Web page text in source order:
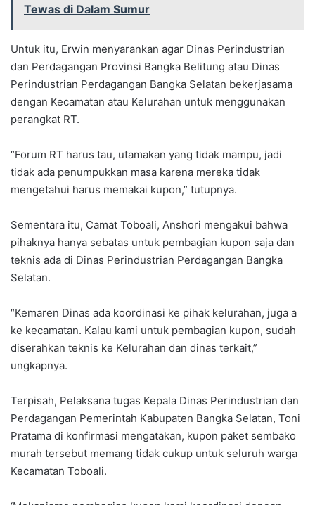
Tewas di Dalam Sumur
Untuk itu, Erwin menyarankan agar Dinas Perindustrian
dan Perdagangan Provinsi Bangka Belitung atau Dinas
Perindustrian Perdagangan Bangka Selatan bekerjasama
dengan Kecamatan atau Kelurahan untuk menggunakan
perangkat RT.
“Forum RT harus tau, utamakan yang tidak mampu, jadi
tidak ada penumpukkan masa karena mereka tidak
mengetahui harus memakai kupon,” tutupnya.
Sementara itu, Camat Toboali, Anshori mengakui bahwa
pihaknya hanya sebatas untuk pembagian kupon saja dan
teknis ada di Dinas Perindustrian Perdagangan Bangka
Selatan.
“Kemaren Dinas ada koordinasi ke pihak kelurahan, juga a
ke kecamatan. Kalau kami untuk pembagian kupon, sudah
diserahkan teknis ke Kelurahan dan dinas terkait,”
ungkapnya.
Terpisah, Pelaksana tugas Kepala Dinas Perindustrian dan
Perdagangan Pemerintah Kabupaten Bangka Selatan, Toni
Pratama di konfirmasi mengatakan, kupon paket sembako
murah tersebut memang tidak cukup untuk seluruh warga
Kecamatan Toboali.